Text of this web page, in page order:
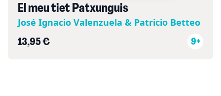
El meu tiet Patxunguis
José Ignacio Valenzuela & Patricio Betteo
13,95 € 9+